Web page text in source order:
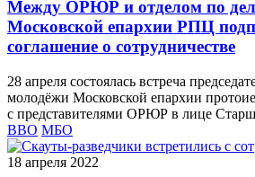
Между ОРЮР и отделом по
Московской епархии РПЦ
соглашение о сотрудничестве
28 апреля состоялась встреча
молодёжи Московской епархии
с представителями ОРЮР в лице
ВВО МБО
18 апреля 2022